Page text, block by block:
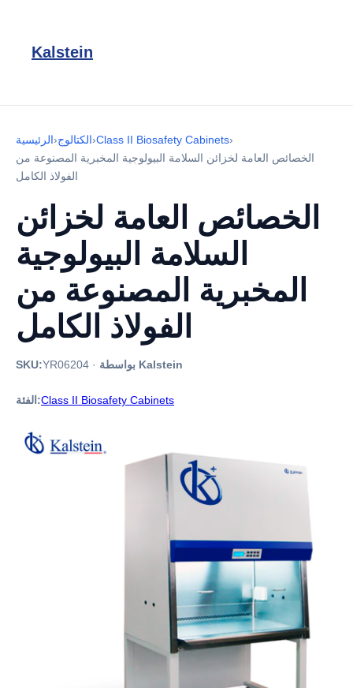
Kalstein
الرئيسية›الكتالوج›Class II Biosafety Cabinets›
الخصائص العامة لخزائن السلامة البيولوجية المخبرية المصنوعة من
الفولاذ الكامل
الخصائص العامة لخزائن
السلامة البيولوجية
المخبرية المصنوعة من
الفولاذ الكامل
SKU:YR06204 · بواسطة Kalstein
الفئة:Class II Biosafety Cabinets